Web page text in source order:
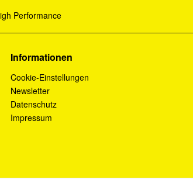
Informationen
Cookie-Einstellungen
Newsletter
Datenschutz
Impressum